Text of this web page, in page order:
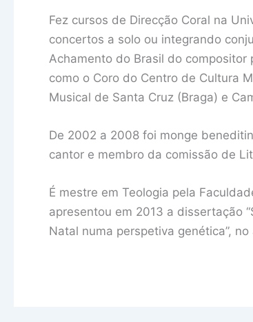
Fez cursos de Direcção Coral na
concertos a solo ou integrando
Achamento do Brasil do
como o Coro do Centro de Cultura
Musical de Santa Cruz (Braga) e
De 2002 a 2008 foi monge
cantor e membro da comissão de
É mestre em Teologia pela
apresentou em 2013 a dissertação
Natal numa perspetiva genética”,